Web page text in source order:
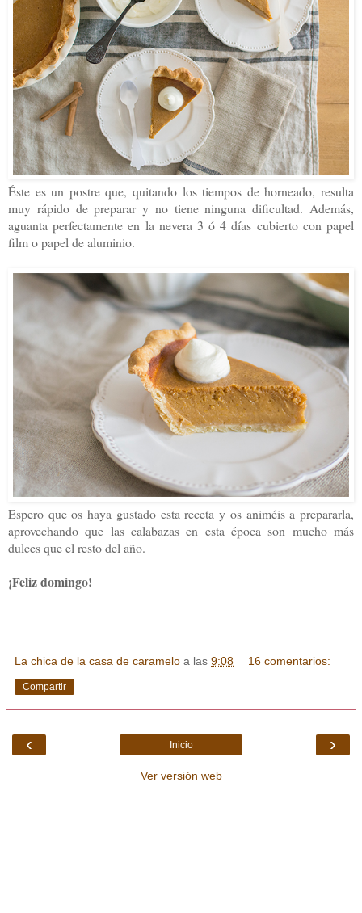
Éste es un postre que, quitando los tiempos de horneado, resulta
muy rápido de preparar y no tiene ninguna dificultad. Además,
aguanta perfectamente en la nevera 3 ó 4 días cubierto con papel
film o papel de aluminio.
Espero que os haya gustado esta receta y os animéis a prepararla,
aprovechando que las calabazas en esta época son mucho más
dulces que el resto del año.
¡Feliz domingo!
La chica de la casa de caramelo a las 9:08 16 comentarios:
Compartir
‹ ›
Inicio
Ver versión web